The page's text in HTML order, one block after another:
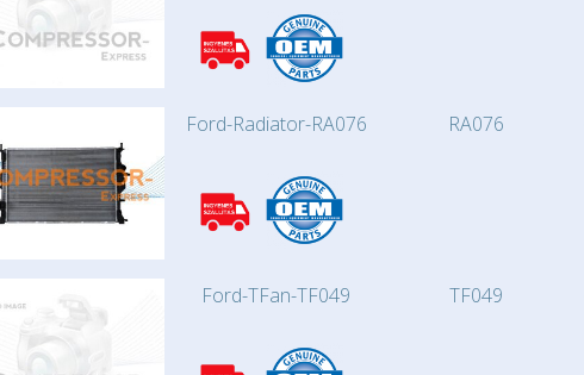
Ford-Radiator-RA076 RA076
Ford-TFan-TF049 TF049